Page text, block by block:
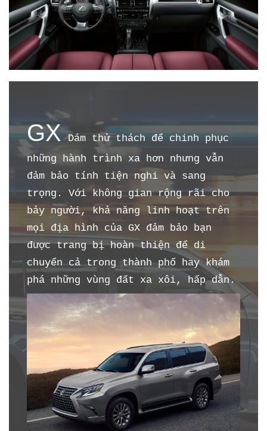
GXDám thử thách để chinh phục
những hành trình xa hơn nhưng vẫn
đảm bảo tính tiện nghi và sang
trọng. Với không gian rộng rãi cho
bảy người, khả năng linh hoạt trên
mọi địa hình của GX đảm bảo bạn
được trang bị hoàn thiện để di
chuyển cả trong thành phố hay khám
phá những vùng đất xa xôi, hấp dẫn.